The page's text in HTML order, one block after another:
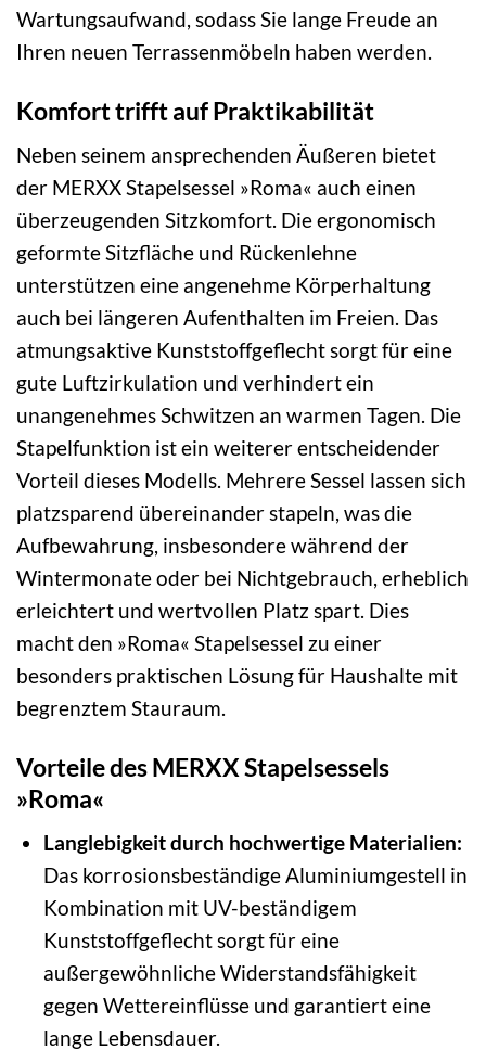
Wartungsaufwand, sodass Sie lange Freude an
Ihren neuen Terrassenmöbeln haben werden.
Komfort trifft auf Praktikabilität
Neben seinem ansprechenden Äußeren bietet
der MERXX Stapelsessel »Roma« auch einen
überzeugenden Sitzkomfort. Die ergonomisch
geformte Sitzfläche und Rückenlehne
unterstützen eine angenehme Körperhaltung
auch bei längeren Aufenthalten im Freien. Das
atmungsaktive Kunststoffgeflecht sorgt für eine
gute Luftzirkulation und verhindert ein
unangenehmes Schwitzen an warmen Tagen. Die
Stapelfunktion ist ein weiterer entscheidender
Vorteil dieses Modells. Mehrere Sessel lassen sich
platzsparend übereinander stapeln, was die
Aufbewahrung, insbesondere während der
Wintermonate oder bei Nichtgebrauch, erheblich
erleichtert und wertvollen Platz spart. Dies
macht den »Roma« Stapelsessel zu einer
besonders praktischen Lösung für Haushalte mit
begrenztem Stauraum.
Vorteile des MERXX Stapelsessels
»Roma«
Langlebigkeit durch hochwertige Materialien:
Das korrosionsbeständige Aluminiumgestell in
Kombination mit UV-beständigem
Kunststoffgeflecht sorgt für eine
außergewöhnliche Widerstandsfähigkeit
gegen Wettereinflüsse und garantiert eine
lange Lebensdauer.